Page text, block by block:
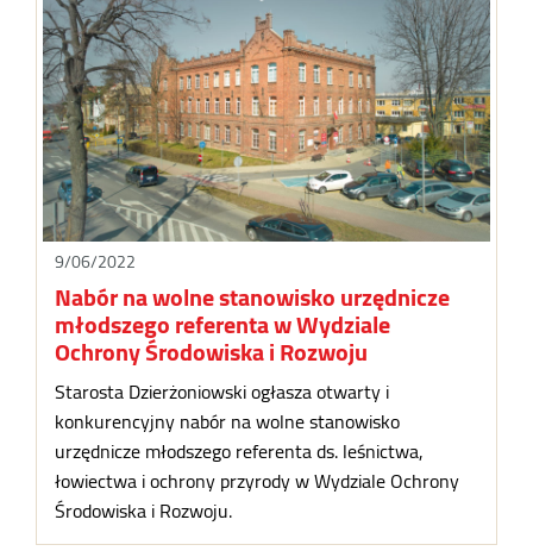
9/06/2022
Nabór na wolne stanowisko urzędnicze
młodszego referenta w Wydziale
Ochrony Środowiska i Rozwoju
Starosta Dzierżoniowski ogłasza otwarty i
konkurencyjny nabór na wolne stanowisko
urzędnicze młodszego referenta ds. leśnictwa,
łowiectwa i ochrony przyrody w Wydziale Ochrony
Środowiska i Rozwoju.